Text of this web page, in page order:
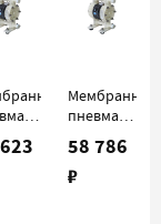
Мембранный
насос
Yamada
NDP-
58 786
₽